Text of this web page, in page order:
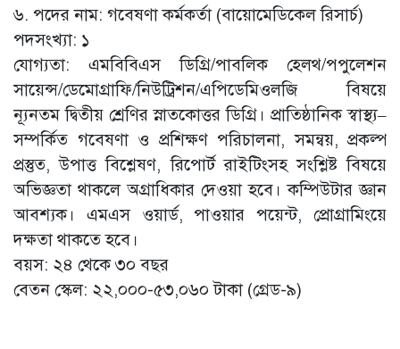
৬. পদের নাম: গবেষণা কর্মকর্তা (বায়োমেডিকেল রিসার্চ)
পদসংখ্যা: ১
যোগ্যতা: এমবিবিএস ডিগ্রি/পাবলিক হেলথ/পপুলেশন
সায়েন্স/ডেমোগ্রাফি/নিউট্রিশন/এপিডেমিওলজি বিষয়ে
ন্যূনতম দ্বিতীয় শ্রেণির স্নাতকোত্তর ডিগ্রি। প্রাতিষ্ঠানিক স্বাস্থ্য–
সম্পর্কিত গবেষণা ও প্রশিক্ষণ পরিচালনা, সমন্বয়, প্রকল্প
প্রস্তুত, উপাত্ত বিশ্লেষণ, রিপোর্ট রাইটিংসহ সংশ্লিষ্ট বিষয়ে
অভিজ্ঞতা থাকলে অগ্রাধিকার দেওয়া হবে। কম্পিউটার জ্ঞান
আবশ্যক। এমএস ওয়ার্ড, পাওয়ার পয়েন্ট, প্রোগ্রামিংয়ে
দক্ষতা থাকতে হবে।
বয়স: ২৪ থেকে ৩০ বছর
বেতন স্কেল: ২২,০০০-৫৩,০৬০ টাকা (গ্রেড-৯)